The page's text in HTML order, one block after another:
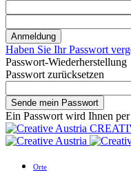
Haben Sie Ihr Passwort
Passwort-Wiederherstellung
Passwort zurücksetzen
Ein Passwort wird Ihnen
Orte